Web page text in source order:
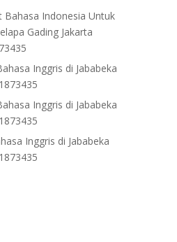
Bahasa Indonesia Untuk
Gading Jakarta
Inggris di Jababeka
Inggris di Jababeka
Inggris di Jababeka